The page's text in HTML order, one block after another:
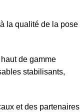
la qualité de la pose
de gamme
stabilisants,
et des partenaires